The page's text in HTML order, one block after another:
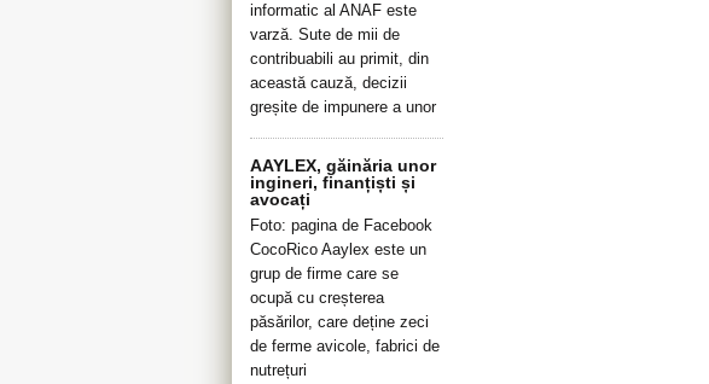
informatic al ANAF este
varză. Sute de mii de
contribuabili au primit, din
această cauză, decizii
greșite de impunere a unor
AAYLEX, găinăria unor
ingineri, finanțiști și
avocați
Foto: pagina de Facebook
CocoRico Aaylex este un
grup de firme care se
ocupă cu creșterea
păsărilor, care deține zeci
de ferme avicole, fabrici de
nutrețuri